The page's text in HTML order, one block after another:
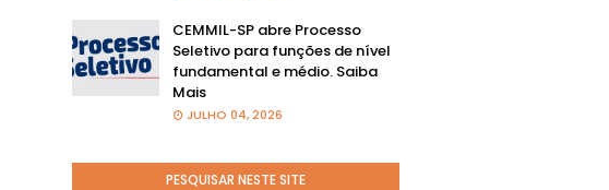
CEMMIL-SP abre Processo
Seletivo para funções de nível
fundamental e médio. Saiba
Mais
JULHO 04, 2026
PESQUISAR NESTE SITE